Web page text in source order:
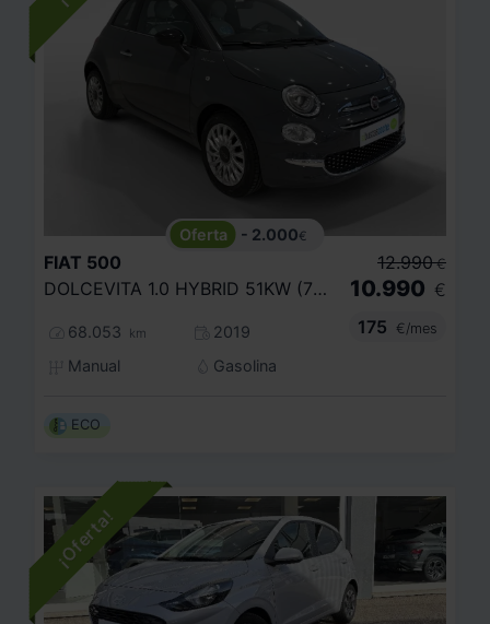
- 2.000€
FIAT 500
DOLCEVITA 1.0 HYBRID 51KW (70 CV)
68.053 km
2019
Manual
Gasolina
12.990 €
10.990 €
175
€/mes
ECO